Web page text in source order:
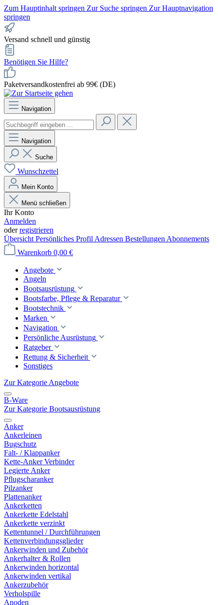
Zum Hauptinhalt springen Zur Suche springen Zur Hauptnavigation
springen
Versand schnell und günstig
Benötigen Sie Hilfe?
Paketversandkostenfrei ab 99€ (DE)
Navigation
Navigation
Suche
Wunschzettel
Mein Konto
Menü schließen
Ihr Konto
Anmelden
oderregistrieren
Übersicht Persönliches Profil Adressen Bestellungen Abonnements
Warenkorb 0,00 €
Angebote
Angeln
Bootsausrüstung
Bootsfarbe, Pflege & Reparatur
Bootstechnik
Marken
Navigation
Persönliche Ausrüstung
Ratgeber
Rettung & Sicherheit
Sonstiges
Zur Kategorie Angebote
B-Ware
Zur Kategorie Bootsausrüstung
Anker
Ankerleinen
Bugschutz
Falt- / Klappanker
Kette-Anker Verbinder
Legierte Anker
Pflugscharanker
Pilzanker
Plattenanker
Ankerketten
Ankerkette Edelstahl
Ankerkette verzinkt
Kettentunnel / Durchführungen
Kettenverbindungsglieder
Ankerwinden und Zubehör
Ankerhalter & Rollen
Ankerwinden horizontal
Ankerwinden vertikal
Ankerzubehör
Verholspille
Anoden